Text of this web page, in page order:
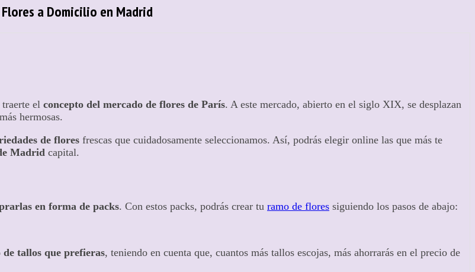
Flores a Domicilio en Madrid
traerte el concepto del mercado de flores de París. A este mercado, abierto en el siglo XIX, se desplazan
hermosas.
de flores frescas que cuidadosamente seleccionamos. Así, podrás elegir online las que más te
Madrid capital.
en forma de packs. Con estos packs, podrás crear tu ramo de flores siguiendo los pasos de abajo:
de tallos que prefieras, teniendo en cuenta que, cuantos más tallos escojas, más ahorrarás en el precio de